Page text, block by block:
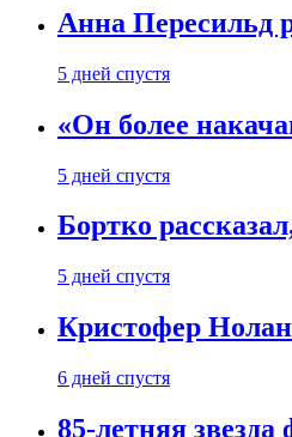
Анна Пересильд
5 дней спустя
«Он более
5 дней спустя
Бортко
5 дней спустя
Кристофер
6 дней спустя
85-летняя